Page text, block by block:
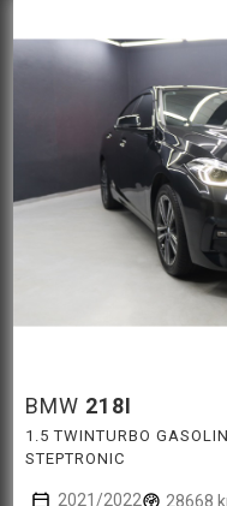
BMW 218I
1.5 TWINTURBO
STEPTRONIC
2021/2022 28668